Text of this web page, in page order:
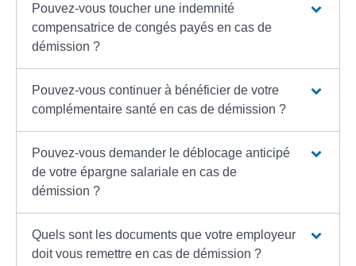
Pouvez-vous toucher une indemnité
compensatrice de congés payés en cas de
démission ?
Pouvez-vous continuer à bénéficier de votre
complémentaire santé en cas de démission ?
Pouvez-vous demander le déblocage anticipé
de votre épargne salariale en cas de
démission ?
Quels sont les documents que votre employeur
doit vous remettre en cas de démission ?